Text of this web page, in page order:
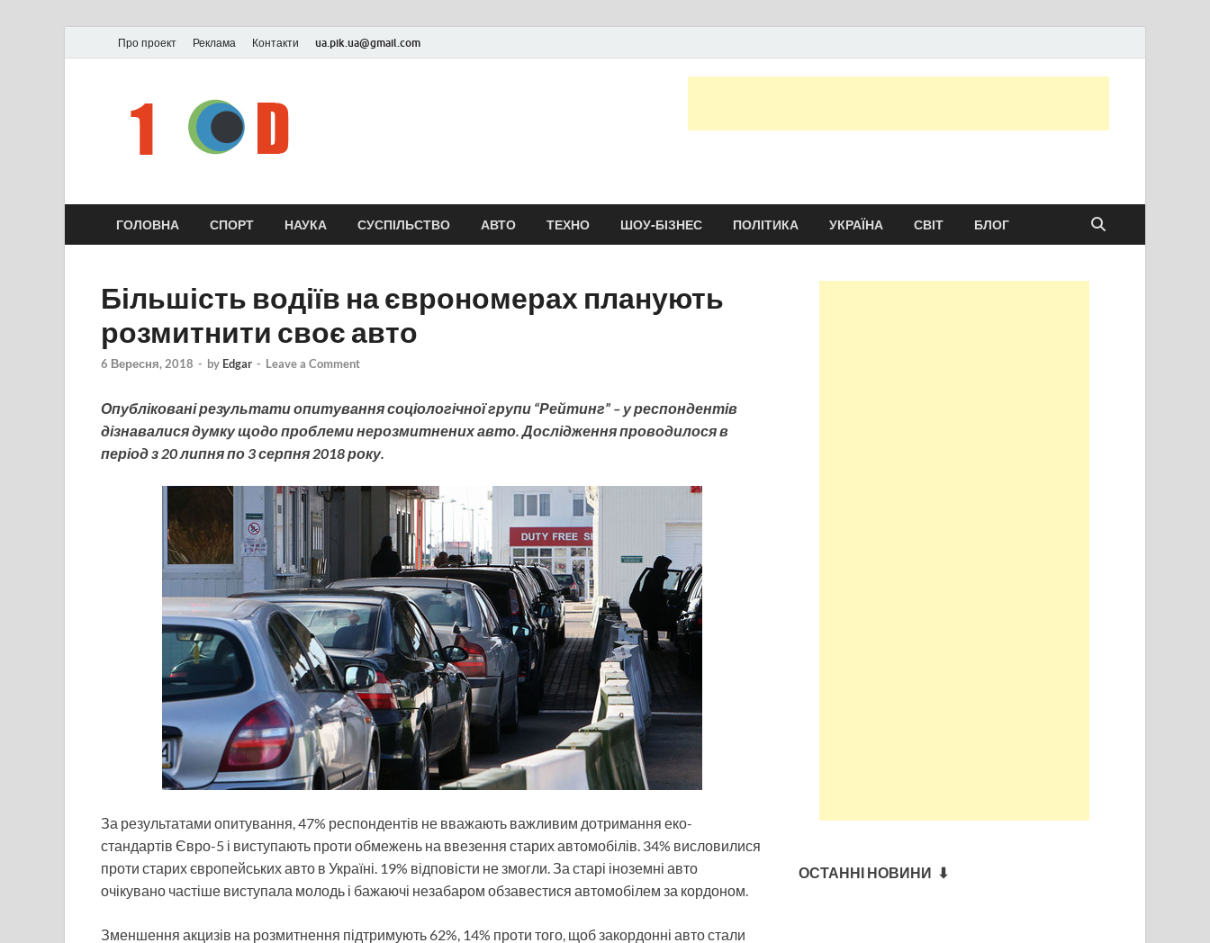
Про проект Реклама Контакти ua.pik.ua@gmail.com
Новини України та світу сьогодні
ГОЛОВНА СПОРТ НАУКА СУСПІЛЬСТВО АВТО ТЕХНО ШОУ-БІЗНЕС ПОЛІТИКА УКРАЇНА СВІТ БЛОГ
Більшість водіїв на єврономерах планують
розмитнити своє авто
6 Вересня, 2018 - by Edgar - Leave a Comment
Опубліковані результати опитування соціологічної групи “Рейтинг” – у респондентів
дізнавалися думку щодо проблеми нерозмитнених авто. Дослідження проводилося в
період з 20 липня по 3 серпня 2018 року.
За результатами опитування, 47% респондентів не вважають важливим дотримання еко-
стандартів Євро-5 і виступають проти обмежень на ввезення старих автомобілів. 34% висловилися
проти старих європейських авто в Україні. 19% відповісти не змогли. За старі іноземні авто
очікувано частіше виступала молодь і бажаючі незабаром обзавестися автомобілем за кордоном.
Зменшення акцизів на розмитнення підтримують 62%, 14% проти того, щоб закордонні авто стали
ОСТАННІ НОВИНИ ⬇